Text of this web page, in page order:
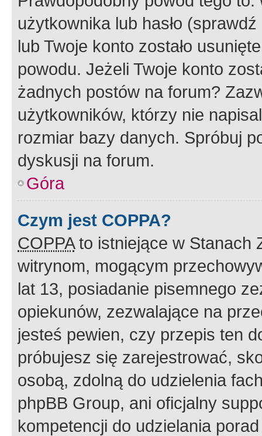
użytkownika lub hasło
lub Twoje konto zostało
powodu. Jeżeli Twoje konto
żadnych postów na forum?
użytkowników, którzy nie
rozmiar bazy danych. Spróbuj
dyskusji na forum.
Góra
Czym jest COPPA?
COPPAto istniejące w Stanach
witrynom, mogącym
lat 13, posiadanie pisemnego
opiekunów, zezwalające na
jesteś pewien, czy przepis ten
próbujesz się zarejestrować,
osobą, zdolną do udzielenia
phpBB Group, ani oficjalny
kompetencji do udzielania